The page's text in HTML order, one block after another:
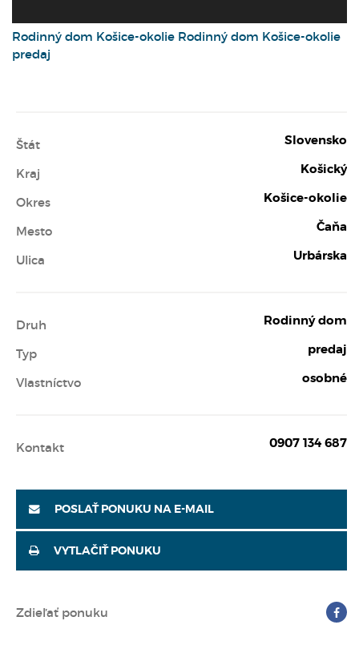
Rodinný dom Košice-okolie Rodinný dom Košice-okolie
predaj
Štát Slovensko
Kraj Košický
Okres Košice-okolie
Mesto Čaňa
Ulica Urbárska
Druh Rodinný dom
Typ predaj
Vlastníctvo osobné
Kontakt 0907 134 687
POSLAŤ PONUKU NA E-MAIL
VYTLAČIŤ PONUKU
Zdieľať ponuku